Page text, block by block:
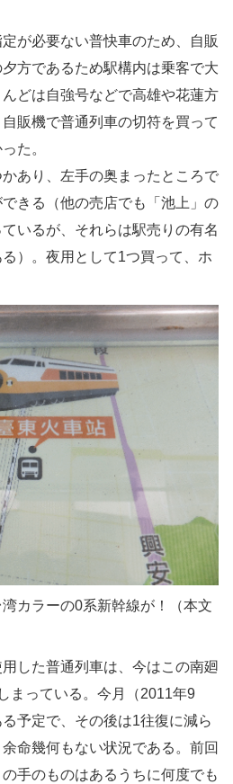
が必要ない普快車のため、自販
方であるため駅構内は乗客で大
どは自強号などで高雄や花蓮方
販機で普通列車の切符を買って
た。
あり、左手の奥まったところで
きる（他の売店でも「池上」の
いるが、それらは駅売りの有名
）。夜用として1つ買って、ホ
カラーの0系新幹線が！（本文
した普通列車は、今はこの南廻
まっている。今月（2011年9
予定で、その後は1往復に減ら
命幾何もない状況である。前回
手のものはあるうちに何度でも